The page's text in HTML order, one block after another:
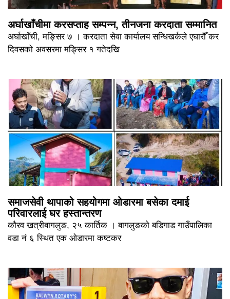
अर्घाखाँचीमा करसप्ताह सम्पन्न, तीनजना करदाता सम्मानित
अर्घाखाँची, मङ्सिर ७ । करदाता सेवा कार्यालय सन्धिखर्कले एघारौँ कर
दिवसको अवसरमा मङ्सिर १ गतेदखि
समाजसेवी थापाको सहयोगमा ओडारमा बसेका दमाई
परिवारलाई घर हस्तान्तरण
कौरव खत्रीबागलुङ, २५ कार्तिक । बागलुङको बडिगाड गाउँपालिका
वडा नं ६ स्थित एक ओडारमा कष्टकर